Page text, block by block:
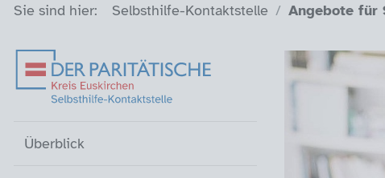
Sie sind hier: Selbsthilfe-Kontaktstelle Angebote für
Überblick
Überblick
Über uns
Suche nach Selbsthilfegruppen
Angebote für
Gruppengründungen
Aktuelles und Termine
Leichte Sprache
Gebärdensprache
Kontakt